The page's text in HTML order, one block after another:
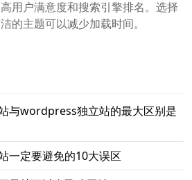
用户满意度和搜索引擎排名。选择
的主题可以减少加载时间。
与wordpress独立站的最大区别是
一定要避免的10大误区